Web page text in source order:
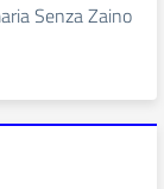
Senza Zaino